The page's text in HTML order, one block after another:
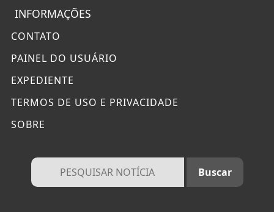
INFORMAÇÕES
CONTATO
PAINEL DO USUÁRIO
EXPEDIENTE
TERMOS DE USO E PRIVACIDADE
SOBRE